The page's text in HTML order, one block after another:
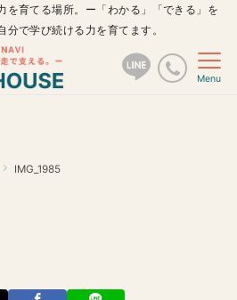
を育てる場所。ー「わかる」「できる」を
で学び続ける力を育てます。
Menu
IMG_1985